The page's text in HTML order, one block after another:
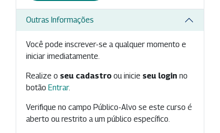
Outras Informações
Você pode inscrever-se a qualquer momento e
iniciar imediatamente.
Realize o seu cadastro ou inicie seu login no
botão Entrar.
Verifique no campo Público-Alvo se este curso é
aberto ou restrito a um público específico.